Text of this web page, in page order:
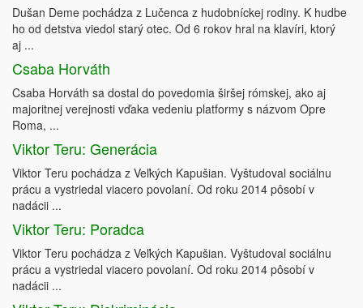
Dušan Deme pochádza z Lučenca z hudobníckej rodiny. K hudbe
ho od detstva viedol starý otec. Od 6 rokov hral na klavíri, ktorý
aj ...
Csaba Horváth
Csaba Horváth sa dostal do povedomia širšej rómskej, ako aj
majoritnej verejnosti vďaka vedeniu platformy s názvom Opre
Roma, ...
Viktor Teru: Generácia
Viktor Teru pochádza z Veľkých Kapušian. Vyštudoval sociálnu
prácu a vystriedal viacero povolaní. Od roku 2014 pôsobí v
nadácii ...
Viktor Teru: Poradca
Viktor Teru pochádza z Veľkých Kapušian. Vyštudoval sociálnu
prácu a vystriedal viacero povolaní. Od roku 2014 pôsobí v
nadácii ...